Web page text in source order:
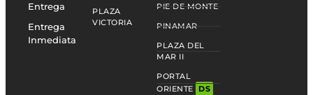
Entrega
Entrega
Inmediata
PLAZA
VICTORIA
PIE DE MONTE
PINAMAR
PLAZA DEL
MAR II
PORTAL
ORIENTE
DS